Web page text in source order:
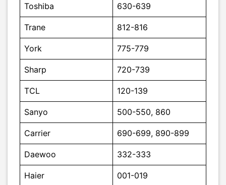
Toshiba 630-639
Trane 812-816
York 775-779
Sharp 720-739
TCL 120-139
Sanyo 500-550, 860
Carrier 690-699, 890-899
Daewoo 332-333
Haier 001-019